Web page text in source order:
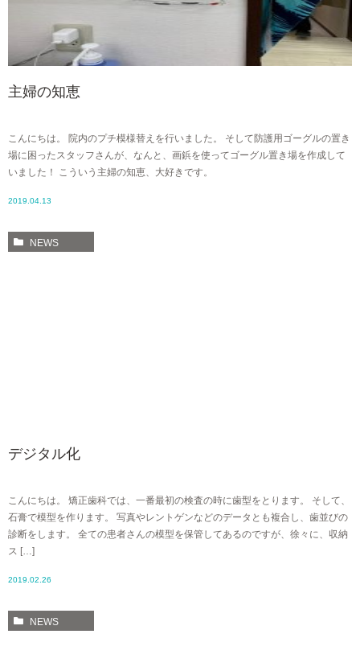
主婦の知恵
こんにちは。 院内のプチ模様替えを行いました。 そして防護用ゴーグルの置き
場に困ったスタッフさんが、なんと、画鋲を使ってゴーグル置き場を作成して
いました！ こういう主婦の知恵、大好きです。
2019.04.13
NEWS
デジタル化
こんにちは。 矯正歯科では、一番最初の検査の時に歯型をとります。 そして、
石膏で模型を作ります。 写真やレントゲンなどのデータとも複合し、歯並びの
診断をします。 全ての患者さんの模型を保管してあるのですが、徐々に、収納
ス […]
2019.02.26
NEWS